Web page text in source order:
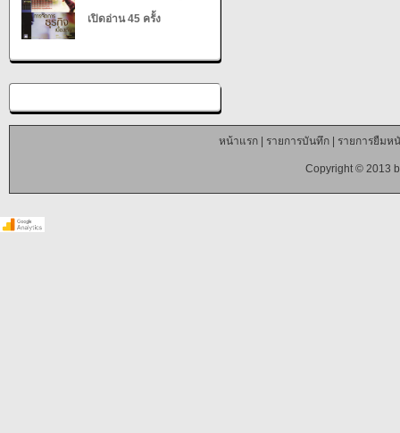
เปิดอ่าน 45 ครั้ง
หน้าแรก| รายการบันทึก| รายการยืมห
Copyright © 2013